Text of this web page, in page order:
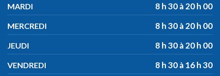
MARDI 8 h 30 à 20 h 00
MERCREDI 8 h 30 à 20 h 00
JEUDI 8 h 30 à 20 h 00
VENDREDI 8 h 30 à 16 h 30